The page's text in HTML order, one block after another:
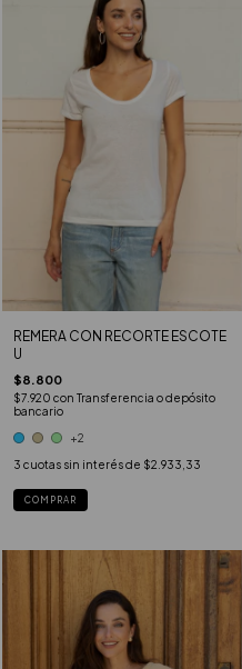
REMERA CON RECORTE ESCOTE
U
$8.800
$7.920 con Transferencia o depósito
bancario
+2
3 cuotas sin interés de $2.933,33
COMPRAR